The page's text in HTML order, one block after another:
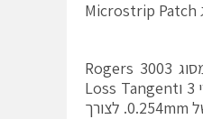
איור 1 – אנטנה מסוג Microstrip Patch
המצע הדיאלקטרי מסוג Rogers 3003
עם מקדם דיאלקטרי 3 וLoss Tangent
= 0.0013 -, בעובי של 0.254mm. לצורך